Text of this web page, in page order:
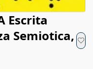
Escrita
Semiotica,